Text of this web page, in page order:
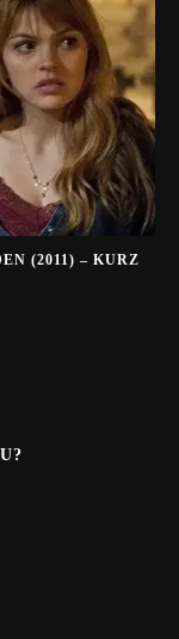
(2011) – KURZ